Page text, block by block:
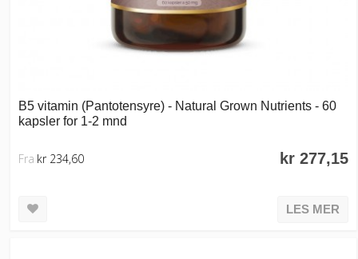
B5 vitamin (Pantotensyre) - Natural Grown Nutrients - 60
kapsler for 1-2 mnd
kr 277,15
Fra kr 234,60
LES MER